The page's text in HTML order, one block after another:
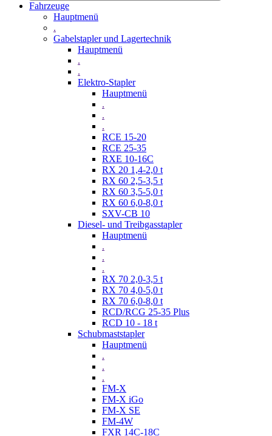
Fahrzeuge
Hauptmenü
.
Gabelstapler und Lagertechnik
Hauptmenü
.
.
Elektro-Stapler
Hauptmenü
.
.
.
RCE 15-20
RCE 25-35
RXE 10-16C
RX 20 1,4-2,0 t
RX 60 2,5-3,5 t
RX 60 3,5-5,0 t
RX 60 6,0-8,0 t
SXV-CB 10
Diesel- und Treibgasstapler
Hauptmenü
.
.
.
RX 70 2,0-3,5 t
RX 70 4,0-5,0 t
RX 70 6,0-8,0 t
RCD/RCG 25-35 Plus
RCD 10 - 18 t
Schubmaststapler
Hauptmenü
.
.
.
FM-X
FM-X iGo
FM-X SE
FM-4W
FXR 14C-18C